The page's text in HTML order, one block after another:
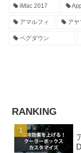
iMac 2017
アマルフィ アヤ
ペグダウン
RANKING